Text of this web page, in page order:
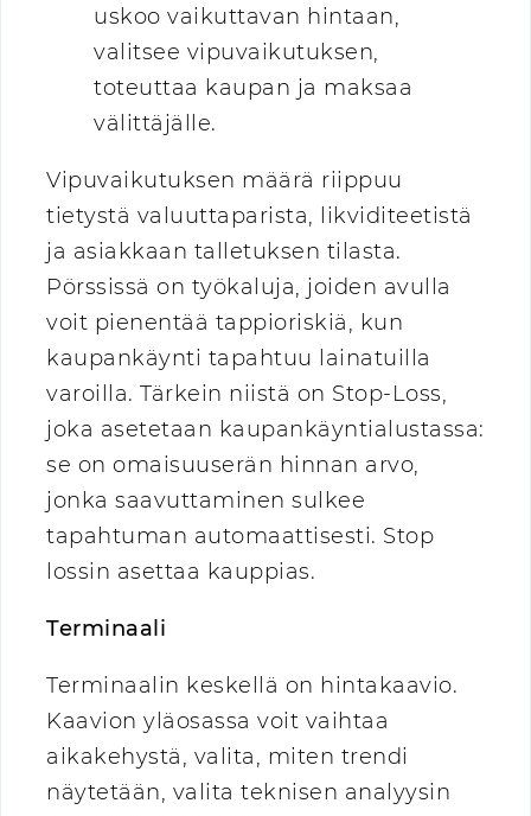
uskoo vaikuttavan hintaan,
valitsee vipuvaikutuksen,
toteuttaa kaupan ja maksaa
välittäjälle.
Vipuvaikutuksen määrä riippuu
tietystä valuuttaparista, likviditeetistä
ja asiakkaan talletuksen tilasta.
Pörssissä on työkaluja, joiden avulla
voit pienentää tappioriskiä, kun
kaupankäynti tapahtuu lainatuilla
varoilla. Tärkein niistä on Stop-Loss,
joka asetetaan kaupankäyntialustassa:
se on omaisuuserän hinnan arvo,
jonka saavuttaminen sulkee
tapahtuman automaattisesti. Stop
lossin asettaa kauppias.
Terminaali
Terminaalin keskellä on hintakaavio.
Kaavion yläosassa voit vaihtaa
aikakehystä, valita, miten trendi
näytetään, valita teknisen analyysin